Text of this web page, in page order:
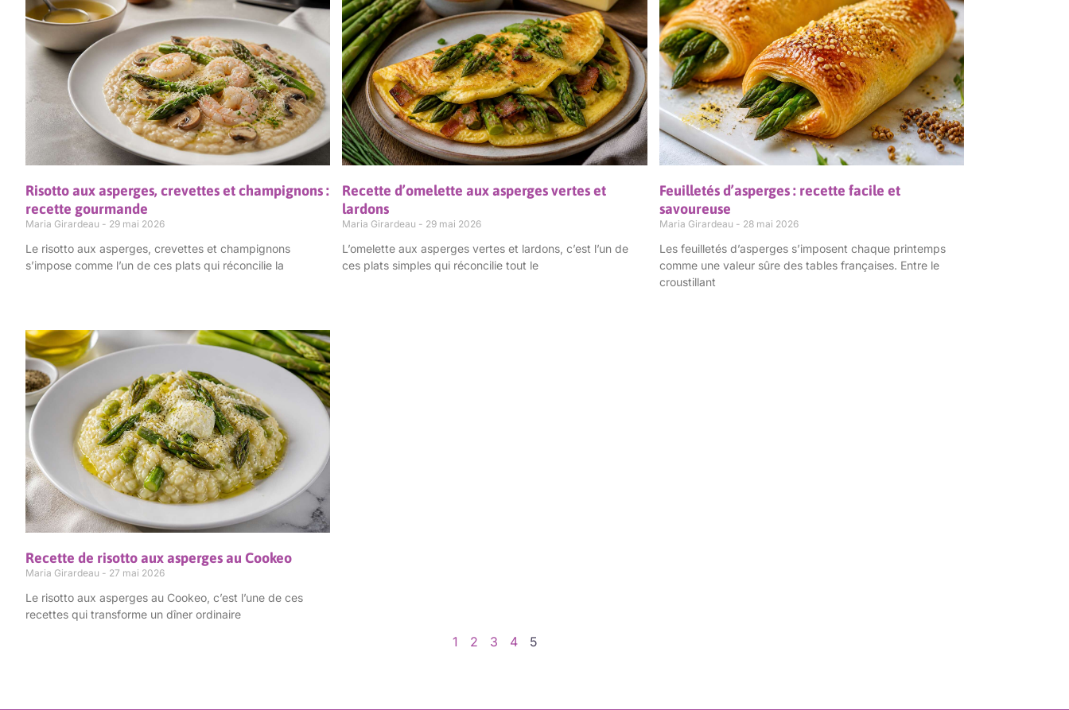
Risotto aux asperges, crevettes et champignons :
recette gourmande
Maria Girardeau 29 mai 2026
Le risotto aux asperges, crevettes et champignons
s’impose comme l’un de ces plats qui réconcilie la
Recette d’omelette aux asperges vertes et
lardons
Maria Girardeau 29 mai 2026
L’omelette aux asperges vertes et lardons, c’est l’un de
ces plats simples qui réconcilie tout le
Feuilletés d’asperges : recette facile et
savoureuse
Maria Girardeau 28 mai 2026
Les feuilletés d’asperges s’imposent chaque printemps
comme une valeur sûre des tables françaises. Entre le
croustillant
Recette de risotto aux asperges au Cookeo
Maria Girardeau 27 mai 2026
Le risotto aux asperges au Cookeo, c’est l’une de ces
recettes qui transforme un dîner ordinaire
1 2 3 4 5